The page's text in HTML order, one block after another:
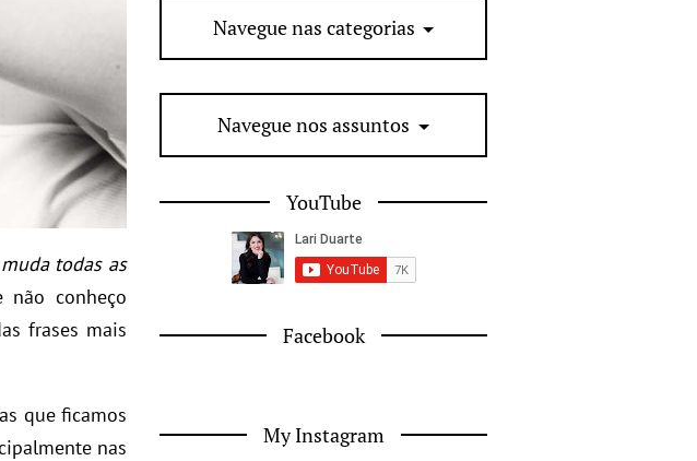
todas as
não conheço
frases mais
que ficamos
nas
Navegue nas categorias
Navegue nos assuntos
YouTube
Facebook
My Instagram